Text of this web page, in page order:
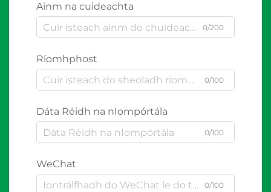
Ainm na cuideachta
0/200
Ríomhphost
0/100
Dáta Réidh na nIompórtála
0/100
WeChat
0/100